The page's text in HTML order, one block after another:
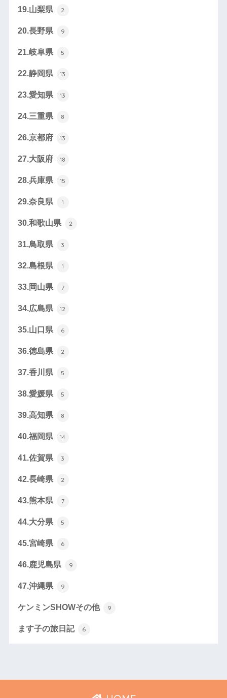
19.山梨県 2
20.長野県 9
21.岐阜県 5
22.静岡県 13
23.愛知県 13
24.三重県 8
26.京都府 13
27.大阪府 18
28.兵庫県 15
29.奈良県 1
30.和歌山県 2
31.鳥取県 3
32.島根県 1
33.岡山県 7
34.広島県 12
35.山口県 6
36.徳島県 2
37.香川県 5
38.愛媛県 5
39.高知県 8
40.福岡県 14
41.佐賀県 3
42.長崎県 2
43.熊本県 7
44.大分県 5
45.宮崎県 6
46.鹿児島県 9
47.沖縄県 9
ケンミンSHOWその他 9
ます子の旅日記 6